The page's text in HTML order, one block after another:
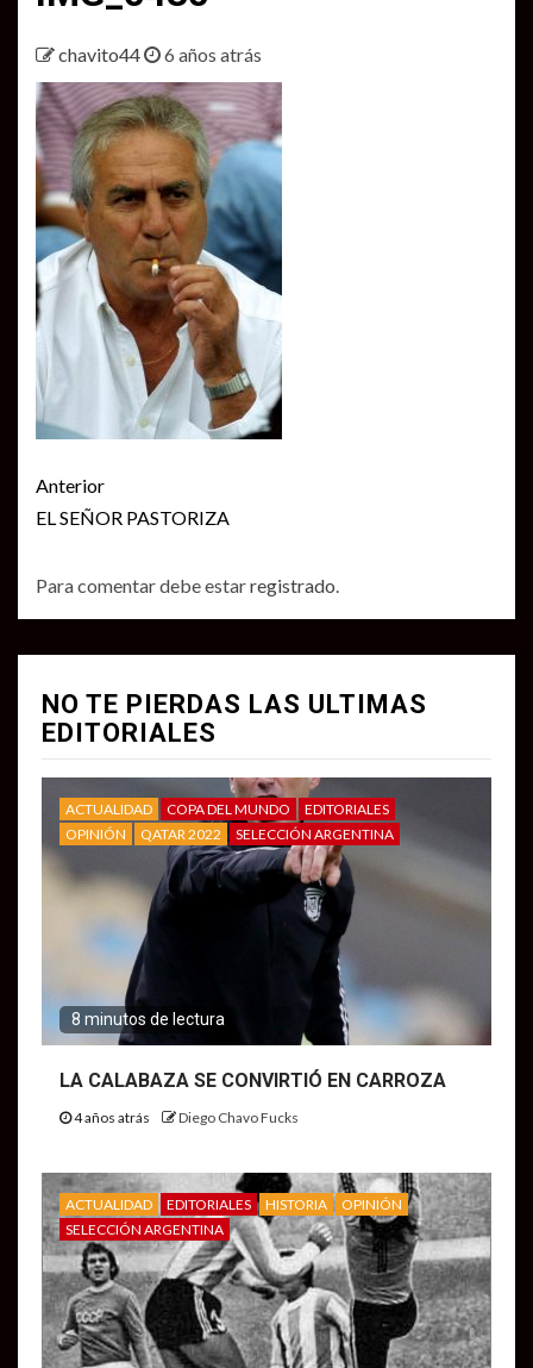
chavito44 6 años atrás
Seguir
leyendo
Anterior
EL SEÑOR PASTORIZA
Para comentar debe estarregistrado.
NO TE PIERDAS LAS ULTIMAS
EDITORIALES
ACTUALIDAD COPA DEL MUNDO
EDITORIALES
OPINIÓN
QATAR 2022 SELECCIÓN ARGENTINA
8 minutos de lectura
LA CALABAZA SE CONVIRTIÓ EN CARROZA
4 años atrás Diego Chavo Fucks
ACTUALIDAD EDITORIALES HISTORIA
OPINIÓN
SELECCIÓN ARGENTINA